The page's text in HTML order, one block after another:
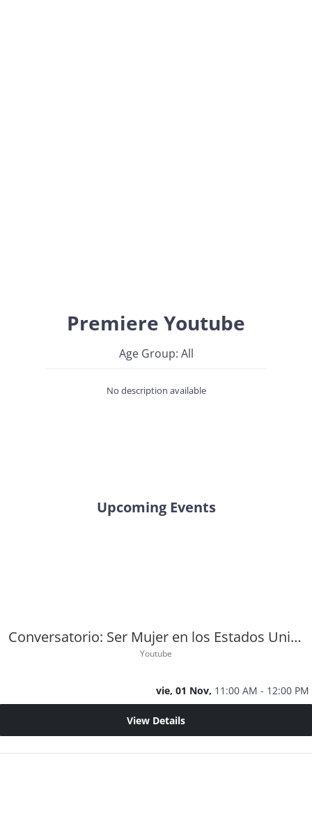
Premiere Youtube
Age Group: All
No description available
Upcoming Events
Conversatorio: Ser Mujer en los Estados Unidos
Youtube
vie, 01 Nov, 11:00 AM - 12:00 PM
View Details